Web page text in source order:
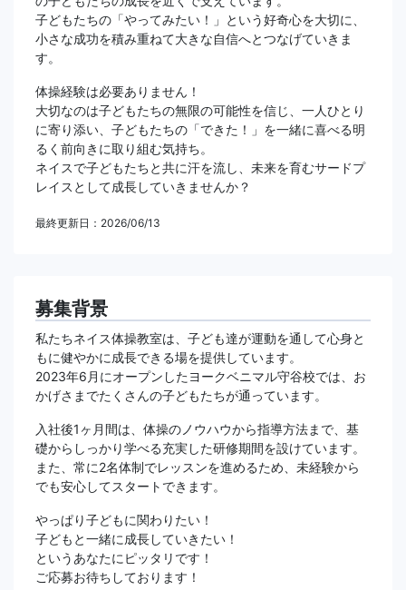
子どもたちの「やってみたい！」という好奇心を大切に、
小さな成功を積み重ねて大きな自信へとつなげていきま
す。
体操経験は必要ありません！
大切なのは子どもたちの無限の可能性を信じ、一人ひとり
に寄り添い、子どもたちの「できた！」を一緒に喜べる明
るく前向きに取り組む気持ち。
ネイスで子どもたちと共に汗を流し、未来を育むサードプ
レイスとして成長していきませんか？
最終更新日：2026/06/13
募集背景
私たちネイス体操教室は、子ども達が運動を通して心身と
もに健やかに成長できる場を提供しています。
2023年6月にオープンしたヨークベニマル守谷校では、お
かげさまでたくさんの子どもたちが通っています。
入社後1ヶ月間は、体操のノウハウから指導方法まで、基
礎からしっかり学べる充実した研修期間を設けています。
また、常に2名体制でレッスンを進めるため、未経験から
でも安心してスタートできます。
やっぱり子どもに関わりたい！
子どもと一緒に成長していきたい！
というあなたにピッタリです！
ご応募お待ちしております！